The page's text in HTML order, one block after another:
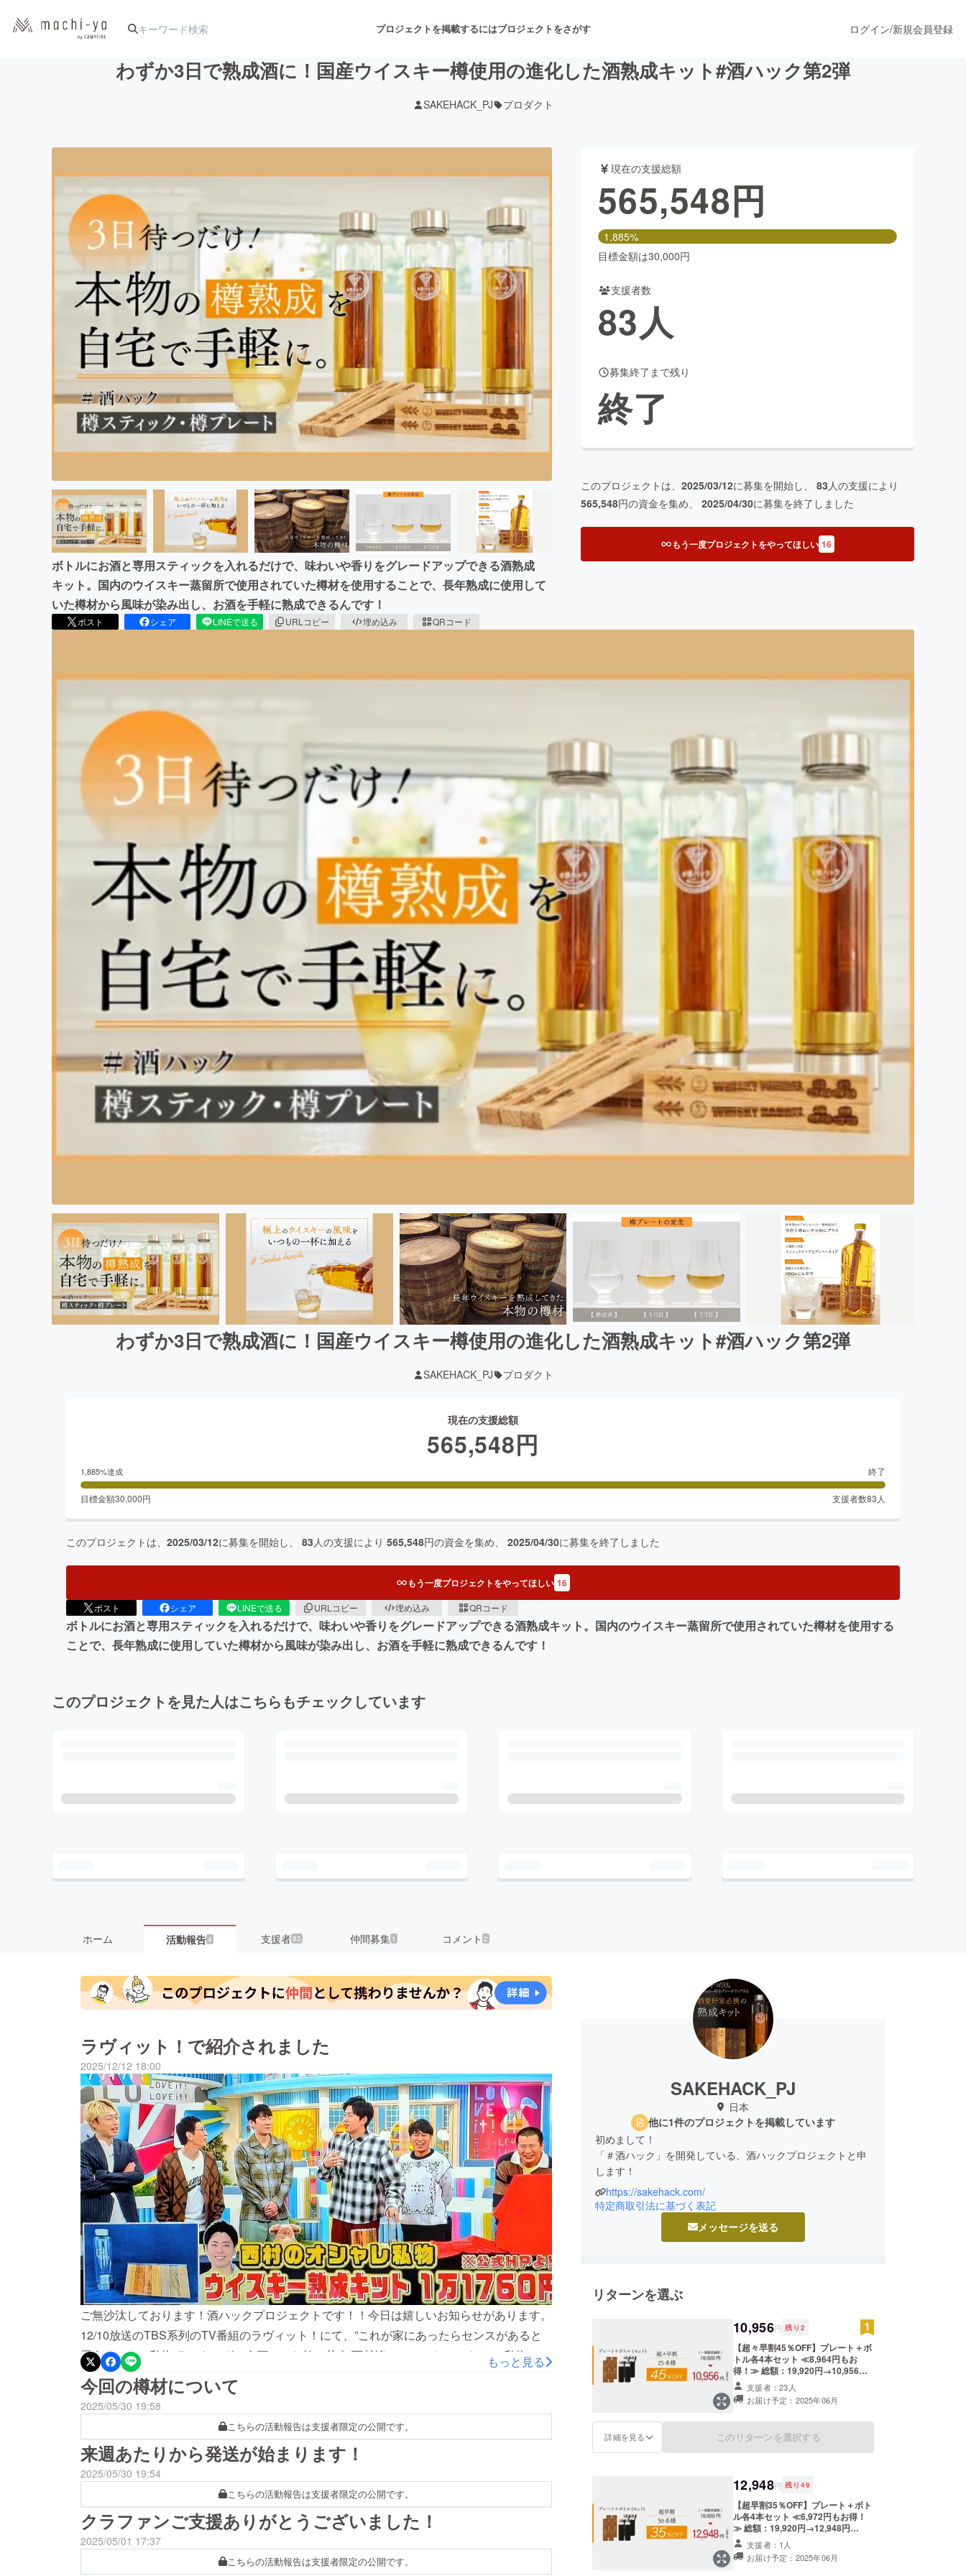
プロジェクトを掲載するにはプロジェクトをさがす
アート・写真 音楽 舞台・パフォーマンス
テクノロジー・ガジェット ゲーム・サービス開発 ファッション
映像・映画 書籍・雑誌出版
ビジネス・起業 チャレンジ ビューティー・ヘルスケア
まちづくり・地域活性化
CAMPFIRE for Social Good
CAMPFIRE Creation
CAMPFIREふるさと納税
machi-ya コミュニティ
ログイン/新規会員登録
わずか3日で熟成酒に！国産ウイスキー樽使用の進化した酒熟成キット#酒ハック第2弾
SAKEHACK_PJ プロダクト
ボトルにお酒と専用スティックを入れるだけで、味わいや香りをグレードアップできる酒熟成
キット。国内のウイスキー蒸留所で使用されていた樽材を使用することで、長年熟成に使用して
いた樽材から風味が染み出し、お酒を手軽に熟成できるんです！
ポスト シェア LINEで送る URLコピー 埋め込み QRコード
現在の支援総額
565,548円
1,885%
目標金額は30,000円
支援者数
83人
募集終了まで残り
終了
このプロジェクトは、 2025/03/12に募集を開始し、 83人の支援により
565,548円の資金を集め、 2025/04/30に募集を終了しました
もう一度プロジェクトをやってほしい 16
わずか3日で熟成酒に！国産ウイスキー樽使用の進化した酒熟成キット#酒ハック第2弾
SAKEHACK_PJ プロダクト
現在の支援総額
565,548円
1,885%達成 終了
目標金額30,000円 支援者数83 人
このプロジェクトは、 2025/03/12に募集を開始し、 83人の支援により 565,548円の資金を集め、 2025/04/30に募集を終了しました
もう一度プロジェクトをやってほしい 16
ポスト シェア LINEで送る URLコピー 埋め込み QRコード
ボトルにお酒と専用スティックを入れるだけで、味わいや香りをグレードアップできる酒熟成キット。国内のウイスキー蒸留所で使用されていた樽材を使用する
ことで、長年熟成に使用していた樽材から風味が染み出し、お酒を手軽に熟成できるんです！
このプロジェクトを見た人はこちらもチェックしています
ホーム 活動報告4 支援者83 仲間募集 1 コメント 2
ラヴィット！で紹介されました
2025/12/12 18:00
ご無沙汰しております！酒ハックプロジェクトです！！今日は嬉しいお知らせがあります。
12/10放送のTBS系列のTV番組のラヴィット！にて、”これが家にあったらセンスがあると
思うオシャレ私物”ランキングの企画で、お笑い芸人 西村慎二（コットン）さん の私物とし
て、酒ハックをご紹介いただきました。数あるアイテムの中から酒ハックを選んでいただけ
たこと、そして全国放送の番組でこのような形で取り上げていただけたことを、関係者一
同、本当に嬉しく思っております。ここまで来れたのはここで最初に支援してくださった皆
様のおかげです。2025年も末になりましたが、数々の人に支えられ、おかげさまで当プロ
ジェクトは順調に成長しています。今後も自宅でお酒を熟成することが当たり前となる社会
の実現に向けて邁進してまいりますので、変わらぬご支援をいただきますと幸いです。
もっと見る
今回の樽材について
2025/05/30 19:58
こちらの活動報告は支援者限定の公開です。
来週あたりから発送が始まります！
2025/05/30 19:54
こちらの活動報告は支援者限定の公開です。
クラファンご支援ありがとうございました！
2025/05/01 17:37
こちらの活動報告は支援者限定の公開です。
SAKEHACK_PJ
日本
他に1件のプロジェクトを掲載しています
初めまして！
「＃酒ハック」を開発している、酒ハックプロジェクトと申
します！
私は、静岡生まれのアウトドア好き、写真好きのプロダクト
デザイナーです。
地元の天竜杉を使って、大好きなお酒にまつわるプロダクト
際、拾った薪が作る焚火の香りとお酒が絶妙にマリアー
この心地よさをいつでも体感できるキットがあれば、林業や
酒造りに関わる人も、全国のお酒好きさんも、一緒にワクワ
クできる商品になるのではないか。
そんな思いから、この「#酒ハック」が生まれました。
https://sakehack.com/
特定商取引法に基づく表記
メッセージを送る
リターンを選ぶ
10,956円 残り 2
【超々早割45％OFF】プレート＋ボ
トル各4本セット ≪8,964円もお
得！≫ 総額：19,920円→10,956円
(45%OFF) ・プレート＋ボトル 各
4本 ※皆様のご支援により量産効率
が向上した場合、正規販売価格が販
なる可能性もございます。ご了承く
ださい。 ※ご注文状況、使用部材の
す。 ※税・送料込み
支援者：23人
お届け予定：2025年06月
詳細を見る このリターンを選択する
12,948円 残り 49
【超早割35％OFF】プレート＋ボト
ル各4本セット ≪6,972円もお得！
≫ 総額：19,920円→12,948円
(35%OFF) ・プレート＋ボトル 各
4本 ※皆様のご支援により量産効率
が向上した場合、正規販売価格が販
支援者：1人
お届け予定：2025年06月